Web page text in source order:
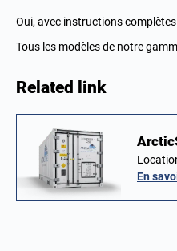
Oui, avec instructions
Tous les modèles de notre
Related link
En